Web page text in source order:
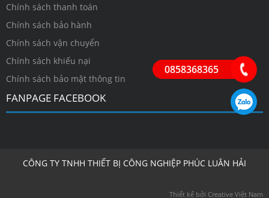
Chính sách thanh toán
Chính sách bảo hành
Chính sách vận chuyển
Chính sách khiếu nại
Chính sách bảo mật thông tin
FANPAGE FACEBOOK
CÔNG TY TNHH THIẾT BỊ CÔNG NGHIỆP PHÚC LUÂN HẢI
Thiết kế bởi Creative Việt Nam
0858368365